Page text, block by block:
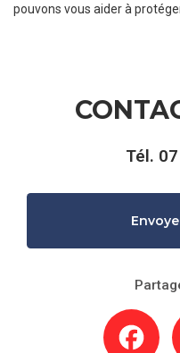
pouvons vous aider à
Tél.